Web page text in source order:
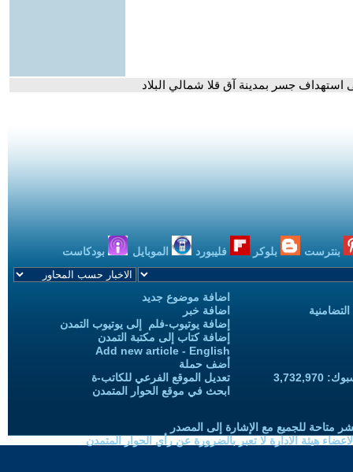
جسر بمدينة آق قلا شمالي البلاد
بنترست بلوكر فليبورد الموبايل بودكاست
اضافة موضوع جديد
اضافة خبر
إضافة يوتيوب-فلم إلى يوتيوب التمدن
إضافة كتاب إلى مكتبة التمدن
Add new article - English
أضف حملة
تعديل الموقع الفرعي للكاتب-ة
ابحث في موقع الحوار المتمدن
متاحة للجميع مع الإشارة إلى المصدر
هيئة الادارة لا تعبر بالضرورة عن رأي الحوار المتمدن